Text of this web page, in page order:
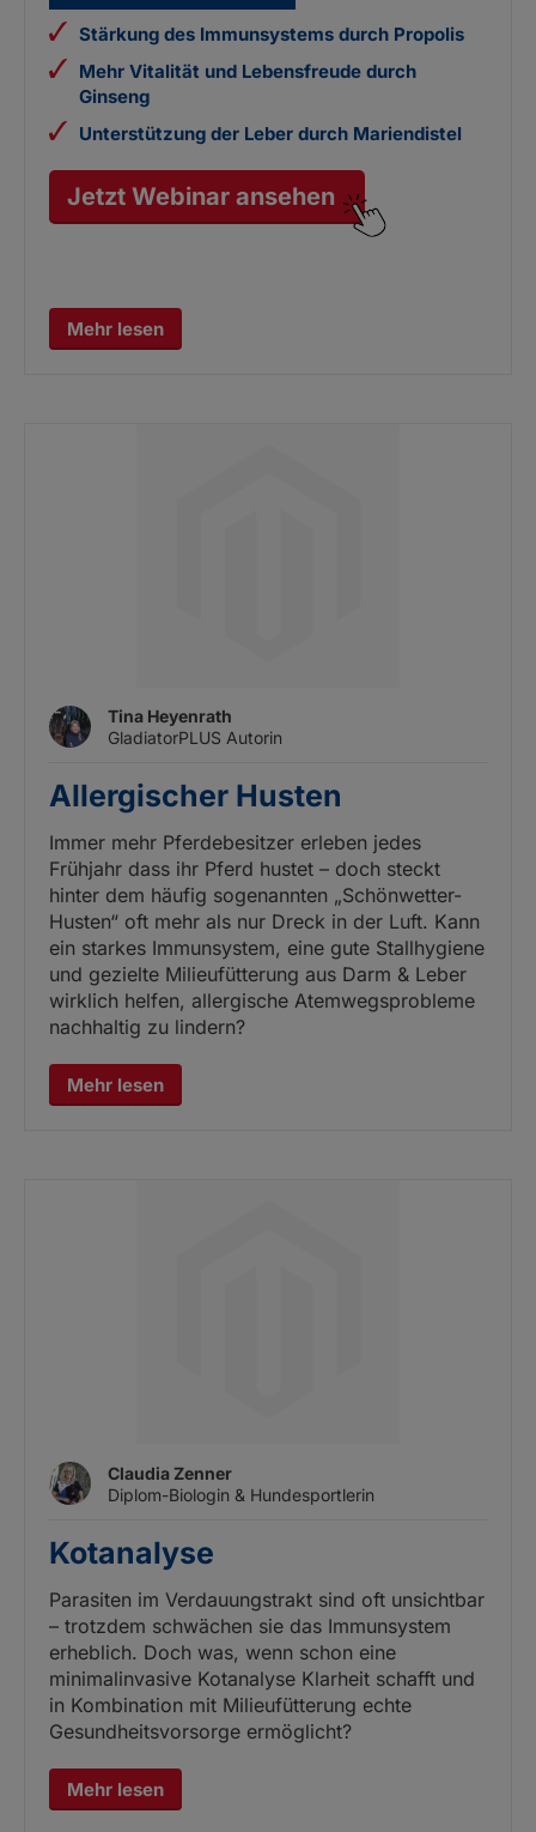
Stärkung des Immunsystems durch Propolis
Mehr Vitalität und Lebensfreude durch
Ginseng
Unterstützung der Leber durch Mariendistel
Jetzt Webinar ansehen
Mehr lesen
Tina Heyenrath
GladiatorPLUS Autorin
Allergischer Husten
Immer mehr Pferdebesitzer erleben jedes
Frühjahr dass ihr Pferd hustet – doch steckt
hinter dem häufig sogenannten „Schönwetter-
Husten“ oft mehr als nur Dreck in der Luft. Kann
ein starkes Immunsystem, eine gute Stallhygiene
und gezielte Milieufütterung aus Darm & Leber
wirklich helfen, allergische Atemwegsprobleme
nachhaltig zu lindern?
Mehr lesen
Claudia Zenner
Diplom-Biologin & Hundesportlerin
Kotanalyse
Parasiten im Verdauungstrakt sind oft unsichtbar
– trotzdem schwächen sie das Immunsystem
erheblich. Doch was, wenn schon eine
minimalinvasive Kotanalyse Klarheit schafft und
in Kombination mit Milieufütterung echte
Gesundheitsvorsorge ermöglicht?
Mehr lesen